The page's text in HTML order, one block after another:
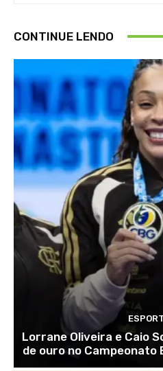
CONTINUE LENDO
Lorrane Oliveira e Caio
de ouro no Campeonato